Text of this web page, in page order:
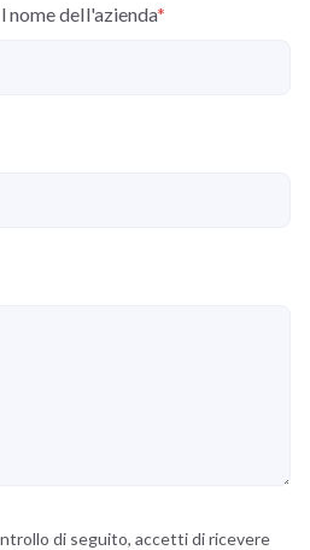
nome dell'azienda*
di seguito, accetti di ricevere